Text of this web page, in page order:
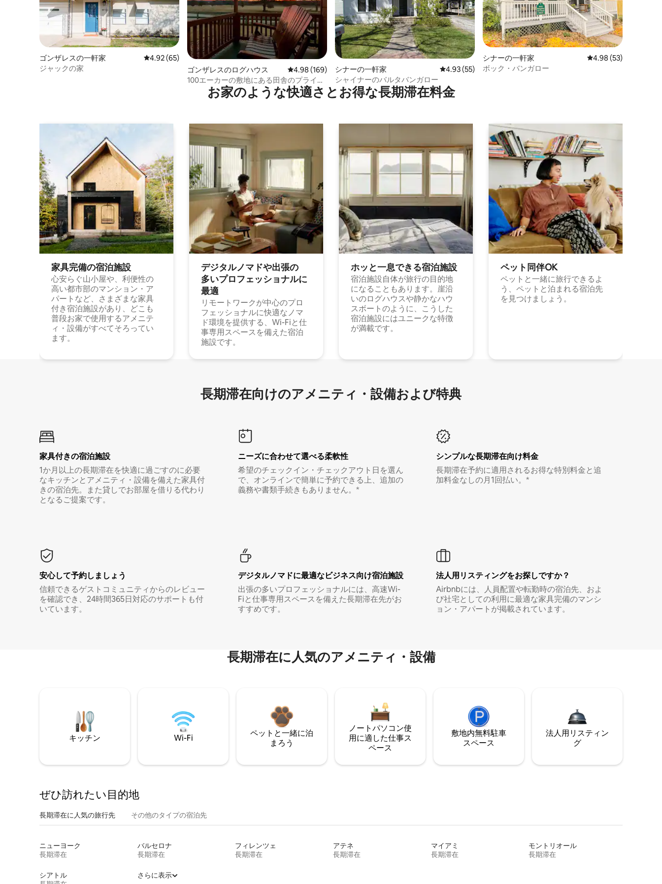
ゴンザレスの一軒家 レビュー65件、5つ星中4.92つ星の平均評価
4.92 (65)
ジャックの家
ゴンザレスのログハウス レビュー169件、5つ星中4.98つ星の平均評価
4.98 (169)
100エーカーの敷地にある田舎のプライベ
ートキャビン！
シナーの一軒家 レビュー55件、5つ星中4.93つ星の平均評価
4.93 (55)
シャイナーのバルタバンガロー
シナーの一軒家 レビュー53件、5つ星
4.98 (53)
ボック・バンガロー
お家のような快⁠適⁠さ⁠とお⁠得⁠な長⁠期⁠滞⁠在料⁠金
家具完備の宿⁠泊⁠施⁠設
心安らぐ山小屋や、利便性の
高い都市部のマンション・ア
パートなど、さまざまな家具
付き宿泊施設があり、どこも
普段お家で使用するアメニテ
ィ・設備がすべてそろってい
ます。
デジタルノマドや出⁠張⁠の
多⁠いプ⁠ロ⁠フ⁠ェ⁠ッ⁠シ⁠ョ⁠ナ⁠ル⁠に
最⁠適
リモートワークが中心のプロ
フェッショナルに快適なノマ
ド環境を提供する、Wi-Fiと仕
事専用スペースを備えた宿泊
施設です。
ホッと一⁠息⁠で⁠き⁠る宿⁠泊施⁠設
宿泊施設自体が旅行の目的地
になることもあります。崖沿
いのログハウスや静かなハウ
スボートのように、こうした
宿泊施設にはユニークな特徴
が満載です。
ペット同⁠伴OK
ペットと一緒に旅行できるよ
う、ペットと泊まれる宿泊先
を見つけましょう。
長期滞在向け⁠のア⁠メ⁠ニ⁠テ⁠ィ⁠・設⁠備⁠および特⁠典
家具付き⁠の宿⁠泊⁠施⁠設
1か月以上の長期滞在を快適に過ごすのに必要
なキッチンとアメニティ・設備を備えた家具付
きの宿泊先。また貸しでお部屋を借りる代わり
となるご提案です。
ニーズに合わせて選べる柔軟性
希望のチェックイン・チェックアウト日を選ん
で、オンラインで簡単に予約できる上、追加の
義務や書類手続きもありません。*
シンプルな長期滞在向け料金
長期滞在予約に適用されるお得な特別料金と追
加料金なしの月1回払い。*
安心して予約しましょう
信頼できるゲストコミュニティからのレビュー
を確認でき、24時間365日対応のサポートも付
いています。
デジタルノマド⁠に最⁠適⁠なビ⁠ジ⁠ネ⁠ス⁠向⁠け宿⁠泊⁠施⁠設
出張の多いプロフェッショナルには、高速Wi-
Fiと仕事専用スペースを備えた長期滞在先がお
すすめです。
法人用リスティングをお探しですか？
Airbnbには、人員配置や転勤時の宿泊先、およ
び社宅としての利用に最適な家具完備のマンシ
ョン・アパートが掲載されています。
長期滞在に人気のアメニティ・設備
キッチン Wi-Fi
ペットと一緒に泊
まろう
ノートパソコン使
用に適した仕事ス
ペース
敷地内無料駐⁠車
ス⁠ペ⁠ー⁠ス
法人用リスティン
グ
ぜひ訪⁠れ⁠た⁠い目⁠的⁠地
長期滞在に人気の旅行先 その他のタ⁠イ⁠プ⁠の宿⁠泊⁠先
ニューヨーク
長期滞在
バルセロナ
長期滞在
フィレンツェ
長期滞在
アテネ
長期滞在
マイアミ
長期滞在
モントリオール
長期滞在
シアトル
さらに表示